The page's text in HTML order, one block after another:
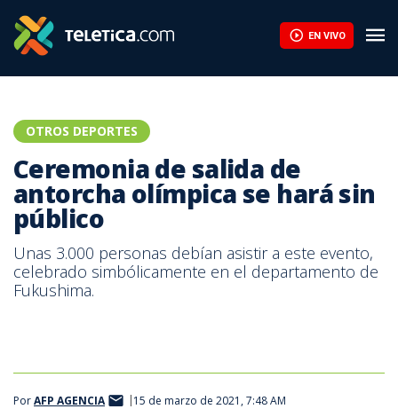
EN VIVO
OTROS DEPORTES
Ceremonia de salida de
antorcha olímpica se hará sin
público
Unas 3.000 personas debían asistir a este evento,
celebrado simbólicamente en el departamento de
Fukushima.
PorAFP AGENCIA 15 de marzo de 2021, 7:48 AM